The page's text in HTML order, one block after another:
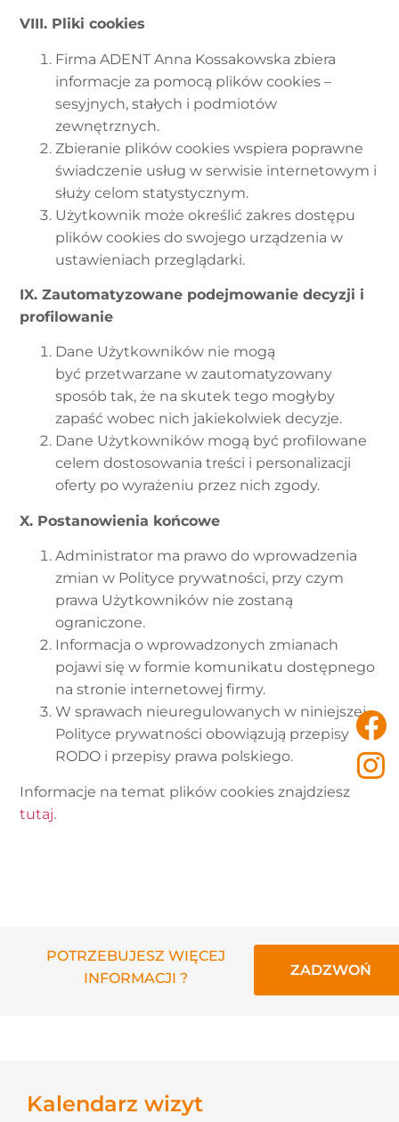
VIII. Pliki cookies
Firma ADENT Anna Kossakowska zbiera
informacje za pomocą plików cookies –
sesyjnych, stałych i podmiotów
zewnętrznych.
Zbieranie plików cookies wspiera poprawne
świadczenie usług w serwisie internetowym i
służy celom statystycznym.
Użytkownik może określić zakres dostępu
plików cookies do swojego urządzenia w
ustawieniach przeglądarki.
IX. Zautomatyzowane podejmowanie decyzji i
profilowanie
Dane Użytkowników nie mogą
być przetwarzane w zautomatyzowany
sposób tak, że na skutek tego mogłyby
zapaść wobec nich jakiekolwiek decyzje.
Dane Użytkowników mogą być profilowane
celem dostosowania treści i personalizacji
oferty po wyrażeniu przez nich zgody.
X. Postanowienia końcowe
Administrator ma prawo do wprowadzenia
zmian w Polityce prywatności, przy czym
prawa Użytkowników nie zostaną
ograniczone.
Informacja o wprowadzonych zmianach
pojawi się w formie komunikatu dostępnego
na stronie internetowej firmy.
W sprawach nieuregulowanych w niniejszej
Polityce prywatności obowiązują przepisy
RODO i przepisy prawa polskiego.
Informacje na temat plików cookies znajdziesz
tutaj.
POTRZEBUJESZ WIĘCEJ
INFORMACJI ?
ZADZWOŃ
Kalendarz wizyt